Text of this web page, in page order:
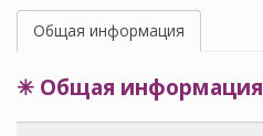
Общая информация
✳ Общая информация